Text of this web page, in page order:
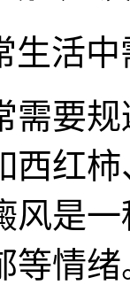
生活
需要
西红
风是
等情